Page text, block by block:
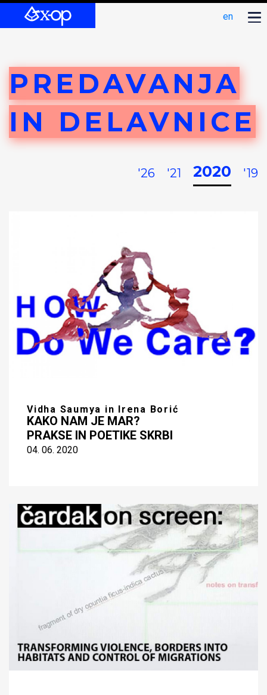
en
PREDAVANJA
IN DELAVNICE
'26 '21 2020 '19
Vidha Saumya in Irena Borić
KAKO NAM JE MAR?
PRAKSE IN POETIKE SKRBI
04. 06. 2020